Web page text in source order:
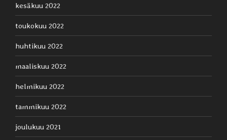
kesäkuu 2022
toukokuu 2022
huhtikuu 2022
maaliskuu 2022
helmikuu 2022
tammikuu 2022
joulukuu 2021